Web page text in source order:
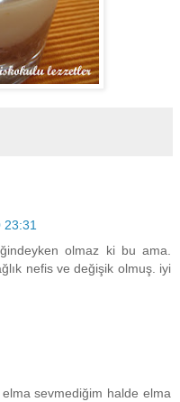
23:31
olmaz ki bu ama.
nefis ve değişik olmuş. iyi
sevmediğim halde elma